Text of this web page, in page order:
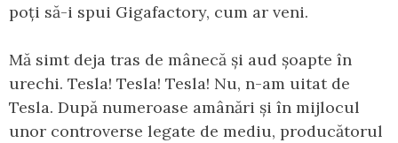
poți să-i spui Gigafactory, cum ar veni.
Mă simt deja tras de mânecă și aud șoapte în
urechi. Tesla! Tesla! Tesla! Nu, n-am uitat de
Tesla. După numeroase amânări și în mijlocul
unor controverse legate de mediu, producătorul